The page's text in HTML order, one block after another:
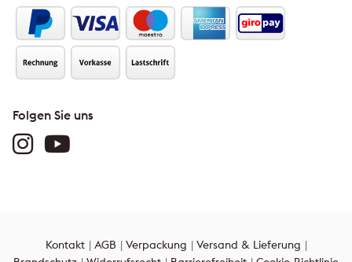
Folgen Sie uns
Kontakt AGB Verpackung
Versand & Lieferung